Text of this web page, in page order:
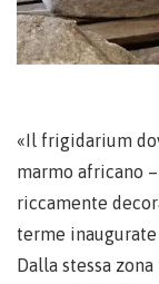
«Il frigidarium
marmo africano
riccamente
terme inaugurate
Dalla stessa